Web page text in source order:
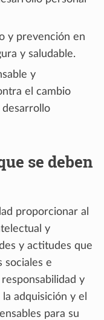
y prevención en
y saludable.
y
el cambio
se deben
proporcionar al
y
y actitudes que
sociales e
y
adquisición y el
para su